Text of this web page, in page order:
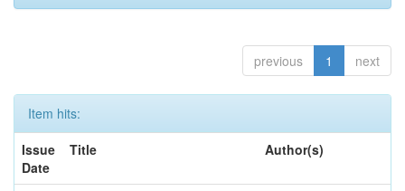
previous 1 next
Item hits:
Issue
Date
Title Author(s)